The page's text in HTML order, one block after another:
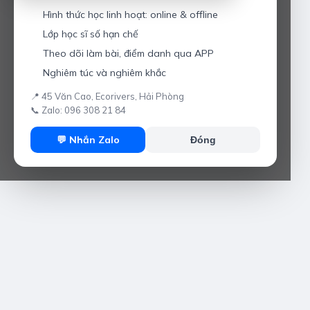
Hình thức học linh hoạt: online & offline
Lớp học sĩ số hạn chế
Theo dõi làm bài, điểm danh qua APP
Nghiêm túc và nghiêm khắc
📍 45 Văn Cao, Ecorivers, Hải Phòng
📞 Zalo: 096 308 21 84
💬 Nhắn Zalo Đóng